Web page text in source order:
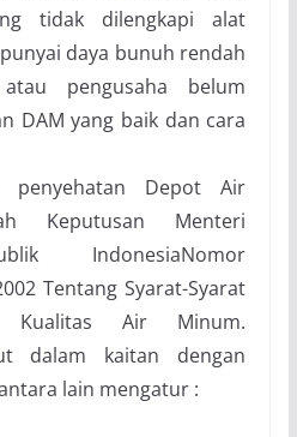
tidak dilengkapi alat
daya bunuh rendah
atau pengusaha belum
DAM yang baik dan cara
penyehatan Depot Air
Keputusan Menteri
IndonesiaNomor
Tentang Syarat-Syarat
Kualitas Air Minum.
dalam kaitan dengan
ara lain mengatur: